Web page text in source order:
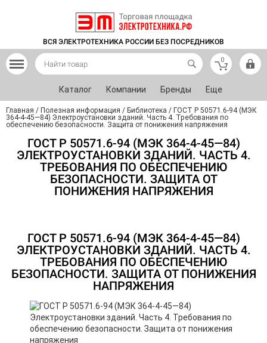
ВСЯ ЭЛЕКТРОТЕХНИКА РОССИИ БЕЗ ПОСРЕДНИКОВ
0
Каталог Компании Бренды Еще
Главная / Полезная информация / Библиотека / ГОСТ Р 50571.6-94 (МЭК
364-4-45—84) Электроустановки зданий. Часть 4. Требования по
обеспечению безопасности. Защита от понижения напряжения
ГОСТ Р 50571.6-94 (МЭК 364-4-45—84)
ЭЛЕКТРОУСТАНОВКИ ЗДАНИЙ. ЧАСТЬ 4.
ТРЕБОВАНИЯ ПО ОБЕСПЕЧЕНИЮ
БЕЗОПАСНОСТИ. ЗАЩИТА ОТ
ПОНИЖЕНИЯ НАПРЯЖЕНИЯ
ГОСТ Р 50571.6-94 (МЭК 364-4-45—84)
ЭЛЕКТРОУСТАНОВКИ ЗДАНИЙ. ЧАСТЬ 4.
ТРЕБОВАНИЯ ПО ОБЕСПЕЧЕНИЮ
БЕЗОПАСНОСТИ. ЗАЩИТА ОТ ПОНИЖЕНИЯ
НАПРЯЖЕНИЯ